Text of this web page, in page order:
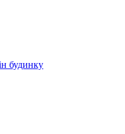
будинку